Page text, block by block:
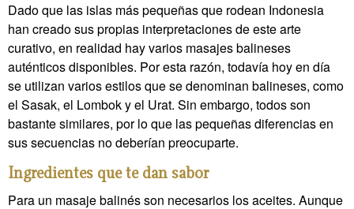
Dado que las islas más pequeñas que rodean Indonesia
han creado sus propias interpretaciones de este arte
curativo, en realidad hay varios masajes balineses
auténticos disponibles. Por esta razón, todavía hoy en día
se utilizan varios estilos que se denominan balineses, como
el Sasak, el Lombok y el Urat. Sin embargo, todos son
bastante similares, por lo que las pequeñas diferencias en
sus secuencias no deberían preocuparte.
Ingredientes que te dan sabor
Para un masaje balinés son necesarios los aceites. Aunque